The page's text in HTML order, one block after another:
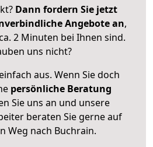
Dann fordern Sie jetzt
Angebote an,
2 Minuten bei Ihnen sind.
uns nicht?
aus. Wenn Sie doch
persönliche Beratung
Sie uns an und unsere
beraten Sie gerne auf
Weg nach Buchrain.